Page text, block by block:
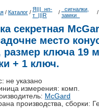
/ Каталог / Я|||_нп-
т_|||R
/ _сигналки,
замки_
секретная
место
ключа 19
+ 1 ключ.
не указано
измерения: комп.
McGard
производства, сборки: